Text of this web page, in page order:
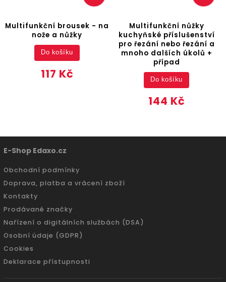
Multifunkční nůžky
kuchyňské příslušenství
pro řezání nebo řezání a
mnoho dalších úkolů +
případ
Do košíku
Krájecí desky, 4 kusy
kovovém stojanu,
bambusové
439 Kč
Do košíku
E-Shop Edaxo.cz
Obchodní podmínky
Doprava, platba a vrácení zboží
Kontakty
Prodávané značky
Nařízení o digitálních službách (DSA)
Osobní údaje (GDPR)
Cookies
Deklarace přístupnosti